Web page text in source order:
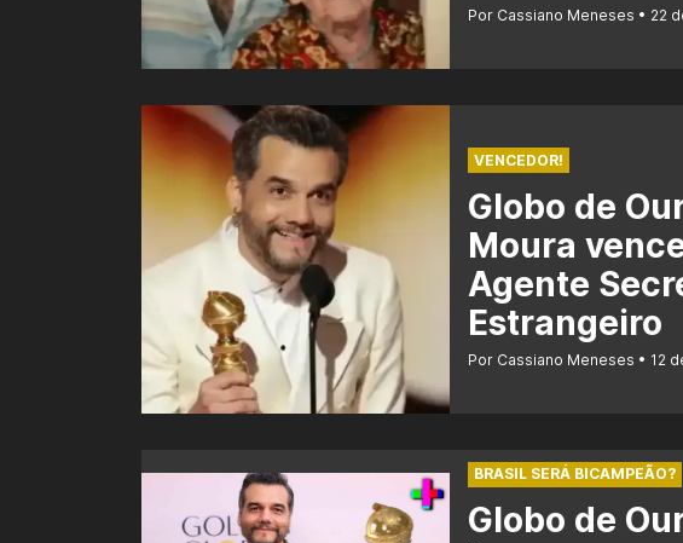
Por Cassiano Meneses 22
VENCEDOR!
Globo de
Moura
Agente
Estrangeiro
Por Cassiano Meneses 12
BRASIL SERÁ BICAMPEÃO?
Globo de